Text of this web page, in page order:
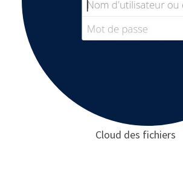
Cloud des fichiers